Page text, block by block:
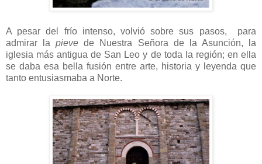
A pesar del frío intenso, volvió sobre sus pasos, para
admirar lapieve de Nuestra Señora de la Asunción, la
iglesia más antigua de San Leo y de toda la región; en ella
se daba esa bella fusión entre arte, historia y leyenda que
tanto entusiasmaba a Norte.